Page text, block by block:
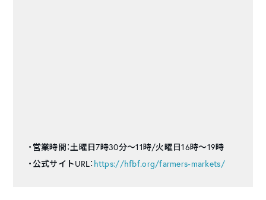
・営業時間：土曜日7時30分〜11時/火曜日16時〜19時
・公式サイトURL： https://hfbf.org/farmers-markets/